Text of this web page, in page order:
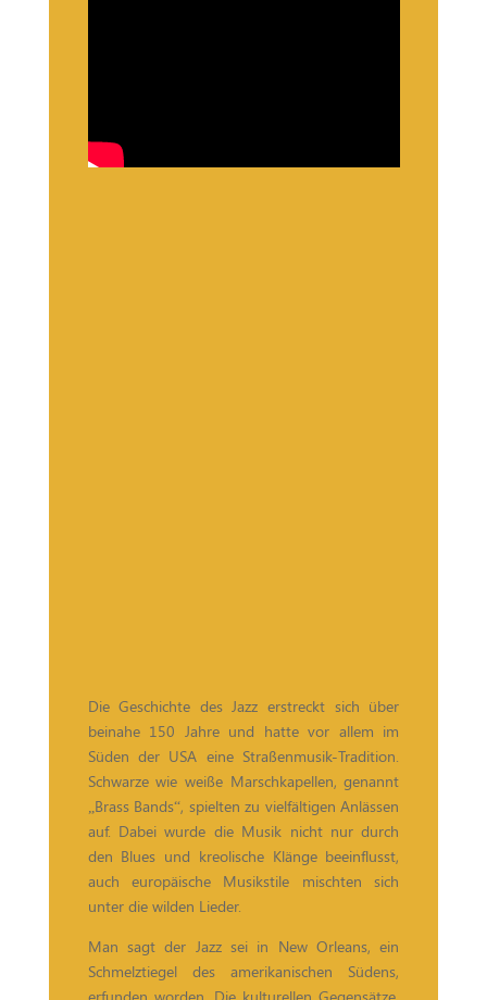
Die Geschichte des Jazz erstreckt sich über
beinahe 150 Jahre und hatte vor allem im
Süden der USA eine Straßenmusik-Tradition.
Schwarze wie weiße Marschkapellen, genannt
„Brass Bands“, spielten zu vielfältigen Anlässen
auf. Dabei wurde die Musik nicht nur durch
den Blues und kreolische Klänge beeinflusst,
auch europäische Musikstile mischten sich
unter die wilden Lieder.
Man sagt der Jazz sei in New Orleans, ein
Schmelztiegel des amerikanischen Südens,